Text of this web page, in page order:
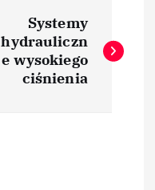
Systemy
hydrauliczn
e wysokiego
ciśnienia